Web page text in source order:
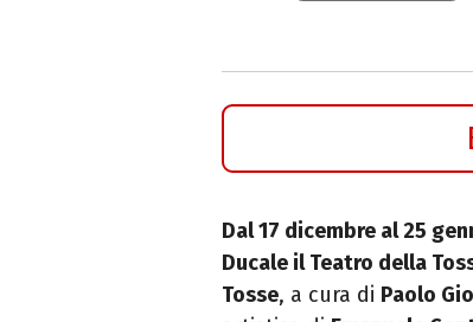
Dal 17 dicembre al 25
Ducale il Teatro della
Tosse, a cura di Paolo